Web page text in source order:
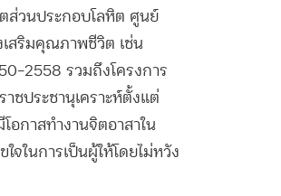
ส่วนประกอบโลหิต ศูนย์
เสริมคุณภาพชีวิต เช่น
2558 รวมถึงโครงการ
ชประชานุเคราะห์ตั้งแต่
อกาสทำงานจิตอาสาใน
จในการเป็นผู้ให้โดยไม่หวัง